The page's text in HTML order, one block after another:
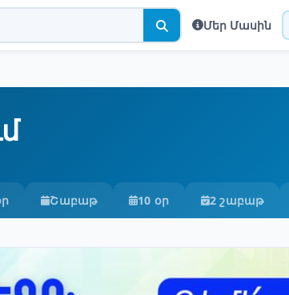
Մեր Մասին
Շաբաթ 10 օր 2 շաբաթ